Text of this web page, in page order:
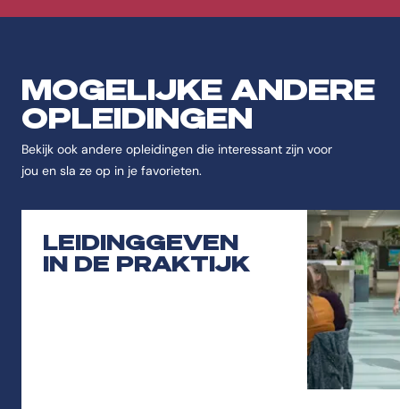
MOGELIJKE ANDERE
OPLEIDINGEN
Bekijk ook andere opleidingen die interessant zijn voor
jou en sla ze op in je favorieten.
LEIDINGGEVEN
IN DE PRAKTIJK